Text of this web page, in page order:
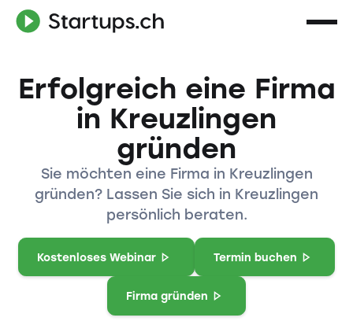
Erfolgreich eine Firma
in Kreuzlingen
gründen
Sie möchten eine Firma in Kreuzlingen
gründen? Lassen Sie sich in Kreuzlingen
persönlich beraten.
Kostenloses Webinar Termin buchen
Firma gründen